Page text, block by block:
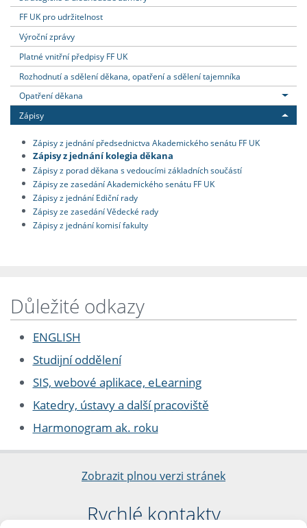
FF UK pro udržitelnost
Výroční zprávy
Platné vnitřní předpisy FF UK
Rozhodnutí a sdělení děkana, opatření a sdělení tajemníka
Opatření děkana
Zápisy
Zápisy z jednání předsednictva Akademického senátu FF UK
Zápisy z jednání kolegia děkana
Zápisy z porad děkana s vedoucími základních součástí
Zápisy ze zasedání Akademického senátu FF UK
Zápisy z jednání Ediční rady
Zápisy ze zasedání Vědecké rady
Zápisy z jednání komisí fakulty
Důležité odkazy
ENGLISH
Studijní oddělení
SIS, webové aplikace, eLearning
Katedry, ústavy a další pracoviště
Harmonogram ak. roku
Zobrazit plnou verzi stránek
Rychlé kontakty